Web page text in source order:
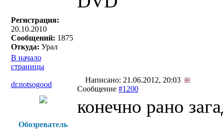
Регистрация:
20.10.2010
Сообщений: 1875
Откуда: Урал
В начало
страницы
dr.notsogood
Написано: 21.06.2012, 20:03
Сообщение #1200
Обозреватель
конечно рано